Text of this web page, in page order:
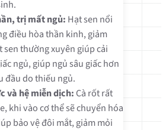
trị mất ngủ: Hạt sen nổi
điều hòa thần kinh, giảm
sen thường xuyên giúp cải
ngủ, giúp ngủ sâu giấc hơn
đầu do thiếu ngủ.
và hệ miễn dịch: Cà rốt rất
khi vào cơ thể sẽ chuyển hóa
bảo vệ đôi mắt, giảm mỏi